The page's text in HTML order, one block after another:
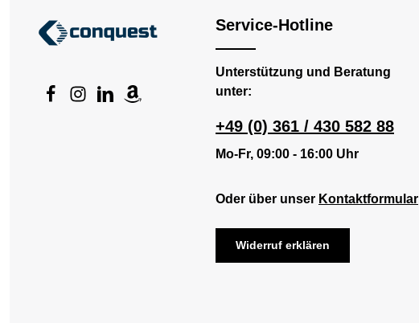
Service-Hotline
Unterstützung und Beratung
unter:
+49 (0) 361 / 430 582 88
Mo-Fr, 09:00 - 16:00 Uhr
Oder über unser Kontaktformular
Widerruf erklären